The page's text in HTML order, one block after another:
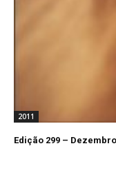
2011
Edição 299 –